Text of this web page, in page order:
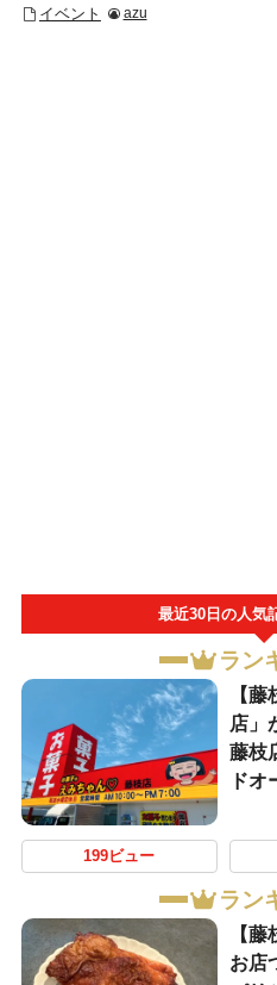
イベント azu
最近30日の人気
ラン
【
店」
藤枝
ドオ
199ビュー
ラン
【
お店